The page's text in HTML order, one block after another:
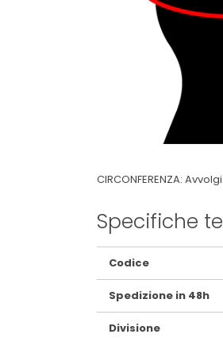
CIRCONFERENZA:
Specifiche
Maggiori
Informazioni
Codice
Spedizione in 48h
Divisione